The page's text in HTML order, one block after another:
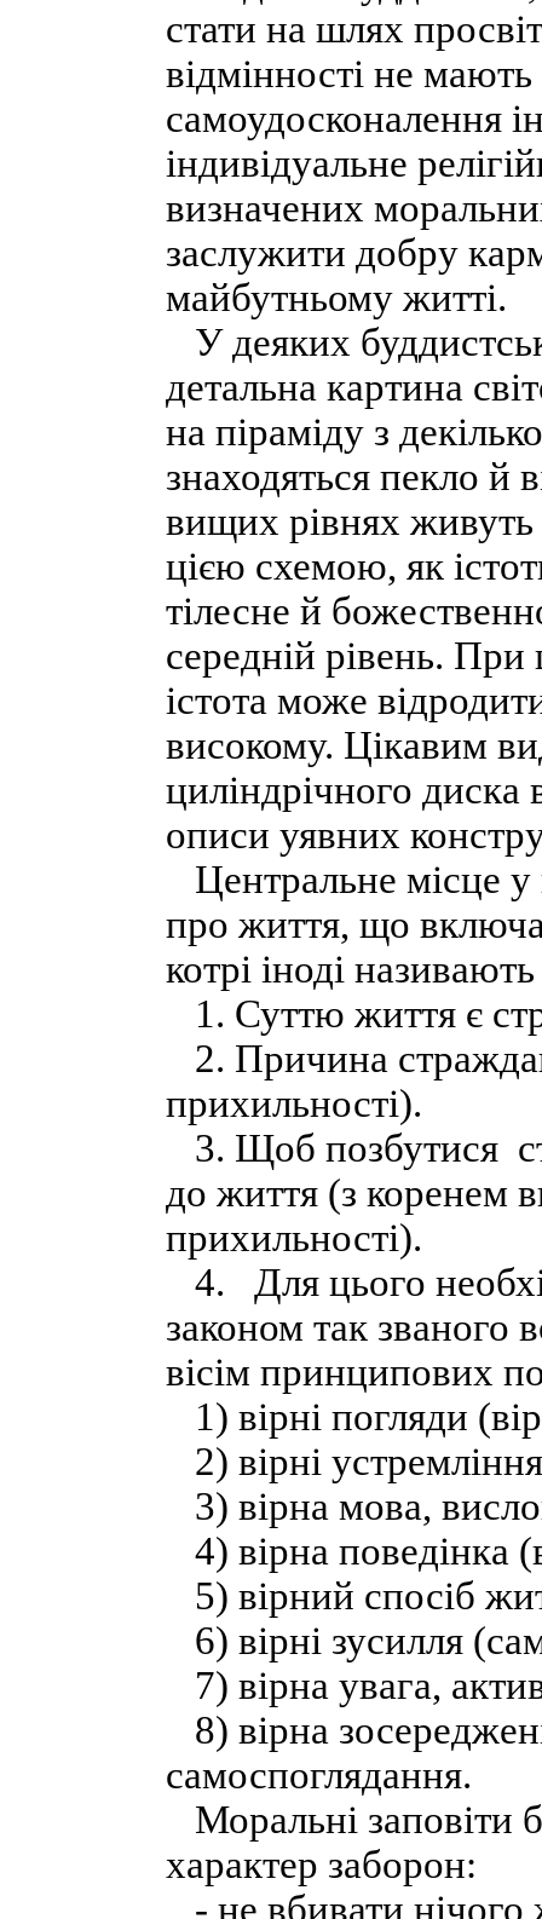
стати на шлях
відмінності не
самоудосконалення
індивідуальне
визначених
заслужити добру
майбутньому житті.
У деяких
детальна картина
на піраміду з
знаходяться пекло й
вищих рівнях живуть
цією схемою, як
тілесне й
середній рівень.
істота може
високому. Цікавим
циліндрічного диска
описи уявних
Центральне місце у
про життя, що
котрі іноді
1. Суттю життя є
2. Причина
прихильності).
3. Щоб позбутися
до життя (з коренем
прихильності).
4. Для цього
законом так званого
вісім принципових
1) вірні погляди
2) вірні
3) вірна мова,
4) вірна поведінка
5) вірний спосіб
6) вірні зусилля
7) вірна увага,
8) вірна
самоспоглядання.
Моральні заповіти
характер заборон:
- не вбивати нічого